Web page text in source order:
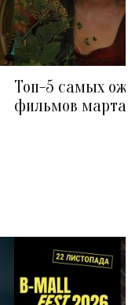
Топ-5 самых
фильмов